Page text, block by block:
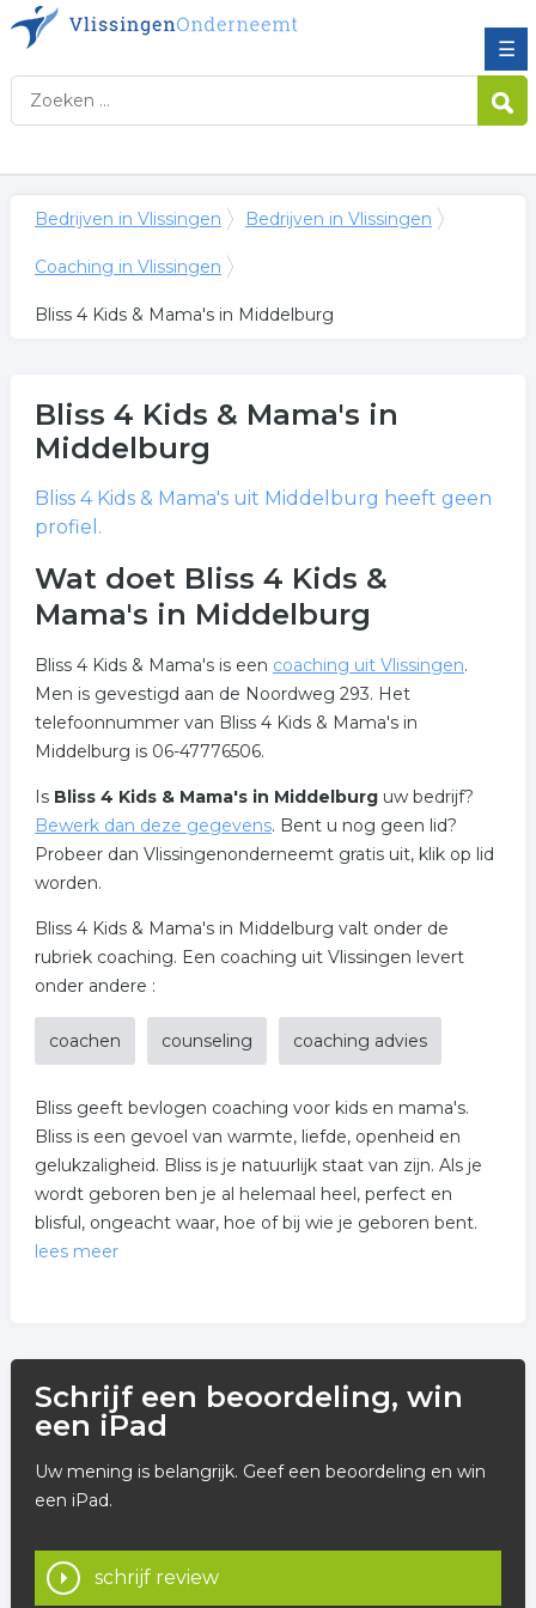
☰
Bedrijven in Vlissingen Bedrijven in Vlissingen
Coaching in Vlissingen
Bliss 4 Kids & Mama's in Middelburg
Bliss 4 Kids & Mama's in
Middelburg
Bliss 4 Kids & Mama'suit Middelburg heeft geen
profiel.
Wat doet Bliss 4 Kids &
Mama's in Middelburg
Bliss 4 Kids & Mama's is een coaching uit Vlissingen.
Men is gevestigd aan de Noordweg 293. Het
telefoonnummer van Bliss 4 Kids & Mama's in
Middelburg is 06-47776506.
Is Bliss 4 Kids & Mama's in Middelburguw bedrijf?
Bewerk dan deze gegevens. Bent u nog geen lid?
Probeer dan Vlissingenonderneemt gratis uit, klik op lid
worden.
Bliss 4 Kids & Mama's in Middelburg valt onder de
rubriek coaching. Een coaching uit Vlissingen levert
onder andere :
coachen counseling coaching advies
Bliss geeft bevlogen coaching voor kids en mama's.
Bliss is een gevoel van warmte, liefde, openheid en
gelukzaligheid. Bliss is je natuurlijk staat van zijn. Als je
wordt geboren ben je al helemaal heel, perfect en
blisful, ongeacht waar, hoe of bij wie je geboren bent.
lees meer
dat te lang duurt kun je jezelf en dus je Bliss kwijtraken.
voor:
- Coaching voor mama's
Schrijf een beoordeling, win
een iPad
Uw mening is belangrijk. Geef een beoordeling en win
een iPad.
schrijf review